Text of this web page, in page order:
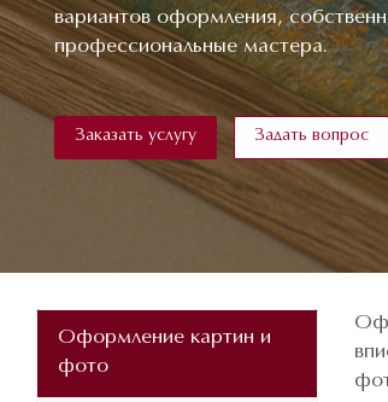
вариантов оформления,
профессиональные мастера.
Заказать услугу Задать вопрос
Оформление картин и
фото